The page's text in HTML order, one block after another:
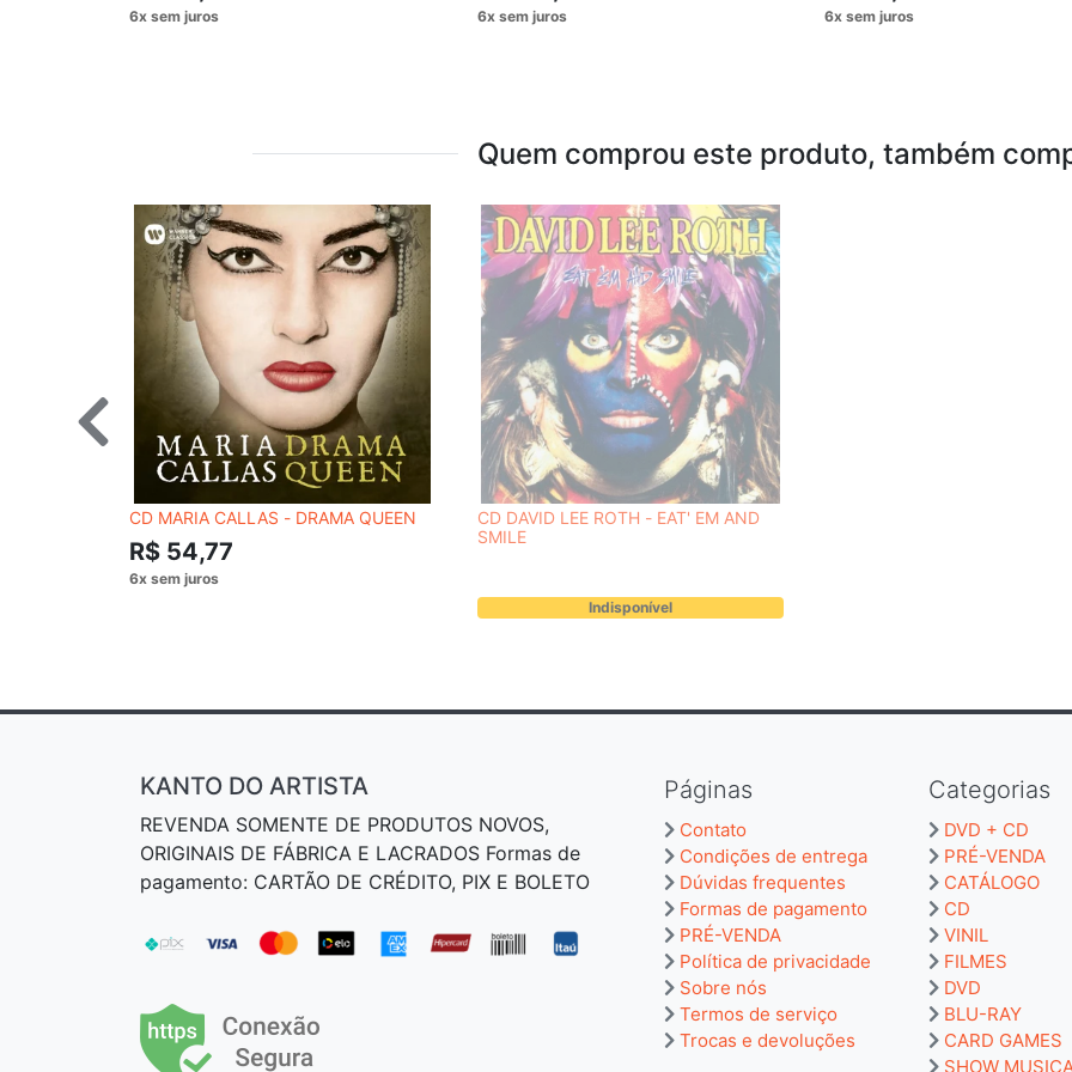
Quem comprou este produto, também
CD MARIA CALLAS - DRAMA QUEEN
R$ 54,77
CD DAVID LEE ROTH - EAT' EM AND
SMILE
Indisponível
Páginas
Contato
Condições de entrega
Dúvidas frequentes
Formas de pagamento
PRÉ-VENDA
Política de privacidade
Sobre nós
Termos de serviço
Trocas e devoluções
Categorias
DVD + CD
PRÉ-VENDA
CATÁLOGO
CD
VINIL
FILMES
DVD
BLU-RAY
CARD GAMES
SHOW
KANTO DO ARTISTA
REVENDA SOMENTE DE PRODUTOS NOVOS,
ORIGINAIS DE FÁBRICA E LACRADOS Formas de
pagamento: CARTÃO DE CRÉDITO, PIX E BOLETO